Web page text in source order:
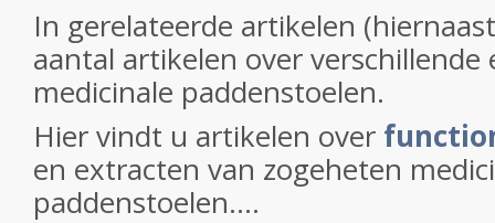
In gerelateerde artikelen
aantal artikelen over verschillende
medicinale paddenstoelen.
Hier vindt u artikelen over
en extracten van zogeheten
paddenstoelen....